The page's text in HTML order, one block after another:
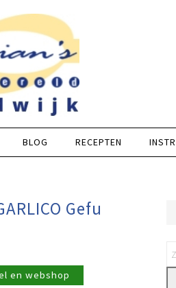
BLOG RECEPTEN
Gefu
en webshop